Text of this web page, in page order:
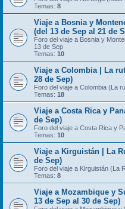
Temas: 8
Viaje a Bosnia y
(del 13 de Sep al 21 de
Foro del viaje a Bosnia y
13 de Sep
Temas: 10
Viaje a Colombia | La
28 de Sep)
Foro del viaje a Colombia (La
Temas: 18
Viaje a Costa Rica y
de Sep)
Foro del viaje a Costa Rica y
Temas: 10
Viaje a Kirguistán | La
de Sep)
Foro del viaje a Kirguistán (La
Temas: 8
Viaje a Mozambique y
13 de Sep al 30 de Sep)